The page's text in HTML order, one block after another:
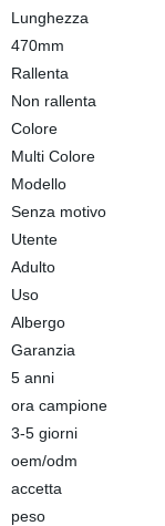
Lunghezza
470mm
Rallenta
Non rallenta
Colore
Multi Colore
Modello
Senza motivo
Utente
Adulto
Uso
Albergo
Garanzia
5 anni
ora campione
3-5 giorni
oem/odm
accetta
peso